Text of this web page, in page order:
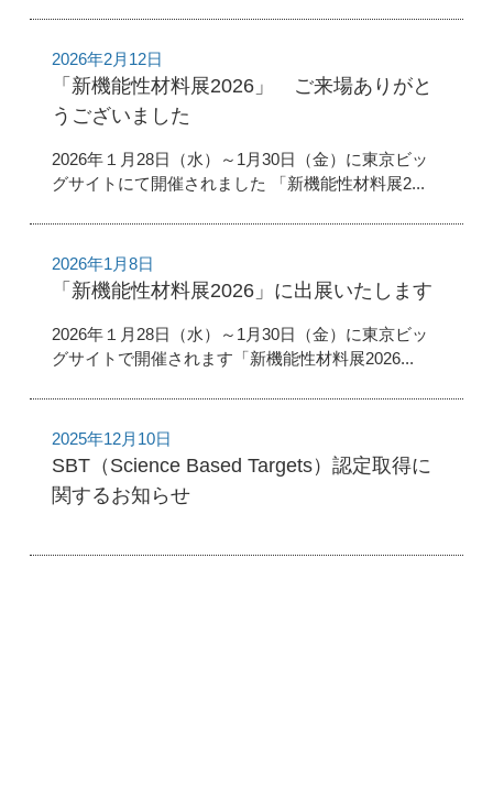
2026年2月12日
「新機能性材料展2026」 ご来場ありがと
うございました
2026年１月28日（水）～1月30日（金）に東京ビッ
グサイトにて開催されました 「新機能性材料展2...
2026年1月8日
「新機能性材料展2026」に出展いたします
2026年１月28日（水）～1月30日（金）に東京ビッ
グサイトで開催されます「新機能性材料展2026...
2025年12月10日
SBT（Science Based Targets）認定取得に
関するお知らせ